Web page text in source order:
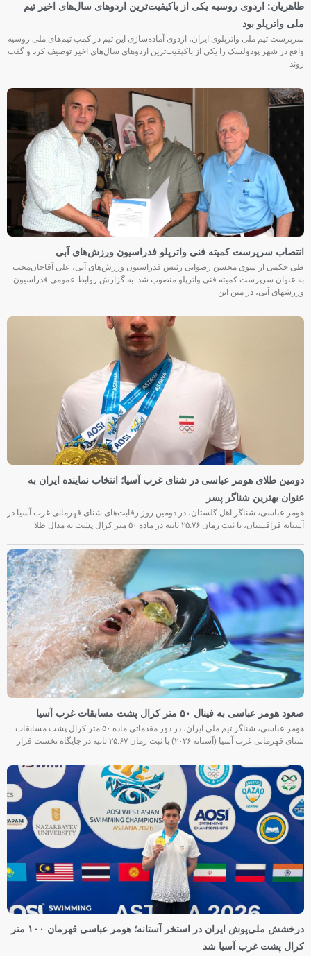
طاهریان: اردوی روسیه یکی از باکیفیت‌ترین اردوهای سال‌های اخیر تیم
ملی واترپلو بود
سرپرست تیم ملی واترپلوی ایران، اردوی آماده‌سازی این تیم در کمپ تیم‌های ملی روسیه
واقع در شهر پودولسک را یکی از باکیفیت‌ترین اردوهای سال‌های اخیر توصیف کرد و گفت
روند
انتصاب سرپرست کمیته فنی واترپلو فدراسیون ورزش‌های آبی
طی حکمی از سوی محسن رضوانی رئیس فدراسیون ورزش‌های آبی، علی آقاجان‌محب
به عنوان سرپرست کمیته فنی واترپلو منصوب شد. به گزارش روابط عمومی فدراسیون
ورزشهای آبی، در متن این
دومین طلای هومر عباسی در شنای غرب آسیا؛ انتخاب نماینده ایران به
عنوان بهترین شناگر پسر
هومر عباسی، شناگر اهل گلستان، در دومین روز رقابت‌های شنای قهرمانی غرب آسیا در
آستانه قزاقستان، با ثبت زمان ۲۵.۷۶ ثانیه در ماده ۵۰ متر کرال پشت به مدال طلا
صعود هومر عباسی به فینال ۵۰ متر کرال پشت مسابقات غرب آسیا
هومر عباسی، شناگر تیم ملی ایران، در دور مقدماتی ماده ۵۰ متر کرال پشت مسابقات
شنای قهرمانی غرب آسیا (آستانه ۲۰۲۶) با ثبت زمان ۲۵.۶۷ ثانیه در جایگاه نخست قرار
درخشش ملی‌پوش ایران در استخر آستانه؛ هومر عباسی قهرمان ۱۰۰ متر
کرال پشت غرب آسیا شد